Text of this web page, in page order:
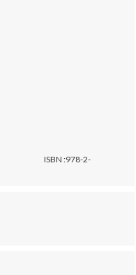
ISBN :978-2-